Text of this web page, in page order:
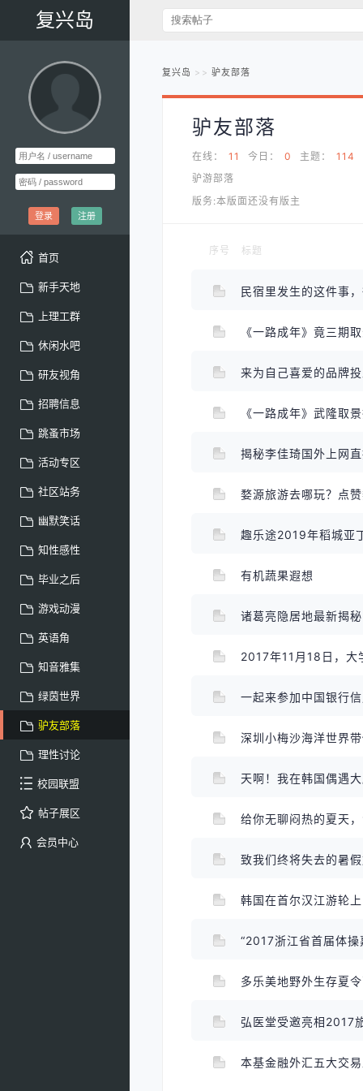
复兴岛
登录 注册
首页
新手天地
上理工群
休闲水吧
研友视角
招聘信息
跳蚤市场
活动专区
社区站务
幽默笑话
知性感性
毕业之后
游戏动漫
英语角
知音雅集
绿茵世界
驴友部落
理性讨论
校园联盟
帖子展区
会员中心
复兴岛 驴友部落
驴友部落
在线： 11 今日： 0 主题：
114
驴游部落
版务:本版面还没有版主
序号 标题
民宿里发生的这件事
《一路成年》竟三期
来为自己喜爱的品牌
揭秘李佳琦国外上网
婺源旅游去哪玩？点
趣乐途2019年稻城亚
有机蔬果遐想
诸葛亮隐居地最新揭
2017年11月18日，
一起来参加中国银行
深圳小梅沙海洋世界
天啊！我在韩国偶遇
给你无聊闷热的夏天
致我们终将失去的暑
韩国在首尔汉江游轮
“2017浙江省首届体
多乐美地野外生存夏
弘医堂受邀亮相2017
本基金融外汇五大交